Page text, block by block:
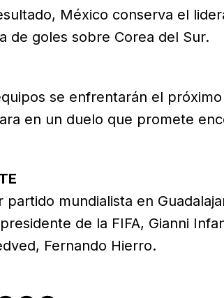
México conserva el
de goles sobre Corea del Sur.
se enfrentarán el
en un duelo que promete
partido mundialista en
de la FIFA, Gianni
Fernando Hierro.